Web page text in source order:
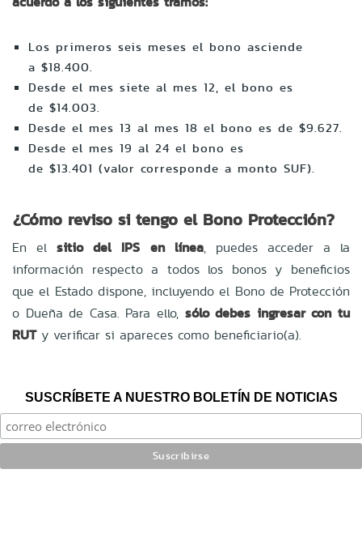
Los primeros seis meses el bono asciende
a $18.400.
Desde el mes siete al mes 12, el bono es
de $14.003.
Desde el mes 13 al mes 18 el bono es de $9.627.
Desde el mes 19 al 24 el bono es
de $13.401 (valor corresponde a monto SUF).
¿Cómo reviso si tengo el Bono Protección?
En elsitio del IPS en línea, puedes acceder a la
información respecto a todos los bonos y beneficios
que el Estado dispone, incluyendo el Bono de Protección
o Dueña de Casa. Para ello, sólo debes ingresar con tu
RUT y verificar si apareces como beneficiario(a).
SUSCRÍBETE A NUESTRO BOLETÍN DE NOTICIAS